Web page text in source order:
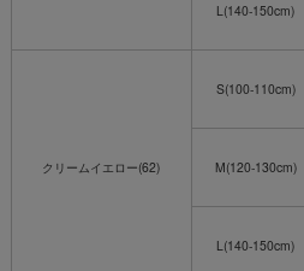
L(140-150cm)
クリームイエロー(62)
S(100-110cm)
M(120-130cm)
L(140-150cm)